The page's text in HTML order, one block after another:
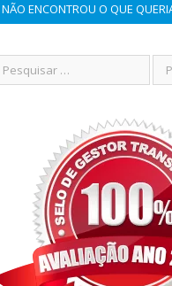
NÃO ENCONTROU O QUE